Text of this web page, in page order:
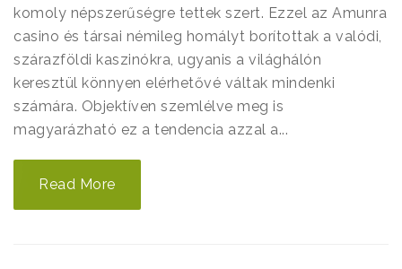
komoly népszerűségre tettek szert. Ezzel az Amunra
casino és társai némileg homályt borítottak a valódi,
szárazföldi kaszinókra, ugyanis a világhálón
keresztül könnyen elérhetővé váltak mindenki
számára. Objektíven szemlélve meg is
magyarázható ez a tendencia azzal a...
Read More